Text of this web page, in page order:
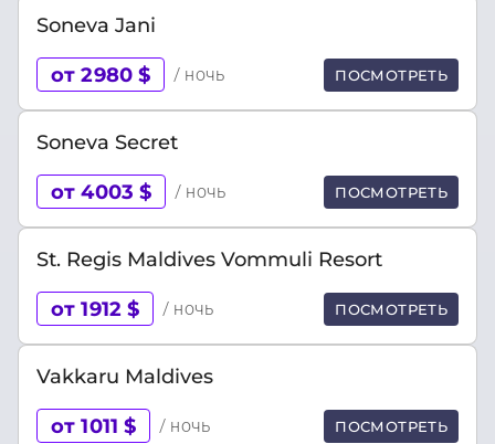
Soneva Jani
от 2980 $ / ночь ПОСМОТРЕТЬ
Soneva Secret
от 4003 $ / ночь ПОСМОТРЕТЬ
St. Regis Maldives Vommuli Resort
от 1912 $ / ночь ПОСМОТРЕТЬ
Vakkaru Maldives
от 1011 $ / ночь ПОСМОТРЕТЬ